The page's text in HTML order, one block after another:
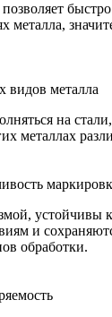
металла,
видов металла
на
металлах
устойчивы
и
обработки.